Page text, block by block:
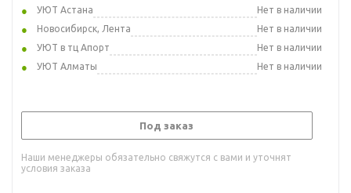
УЮТ Астана
Нет в наличии
Новосибирск, Лента
Нет в наличии
УЮТ в тц Апорт
Нет в наличии
УЮТ Алматы
Нет в наличии
Под заказ
Наши менеджеры обязательно свяжутся с вами и уточнят
условия заказа